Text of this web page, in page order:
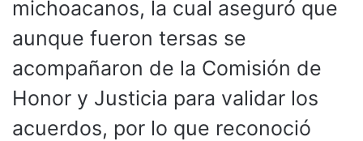
michoacanos, la cual aseguró que
aunque fueron tersas se
acompañaron de la Comisión de
Honor y Justicia para validar los
acuerdos, por lo que reconoció